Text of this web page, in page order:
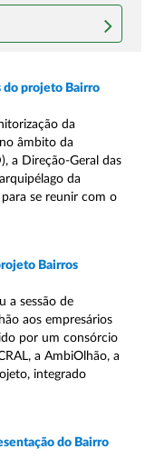
do projeto Bairro
da
âmbito da
a Direção-Geral das
da
se reunir com o
Bairros
a sessão de
aos empresários
por um consórcio
a AmbiOlhão, a
integrado
do Bairro